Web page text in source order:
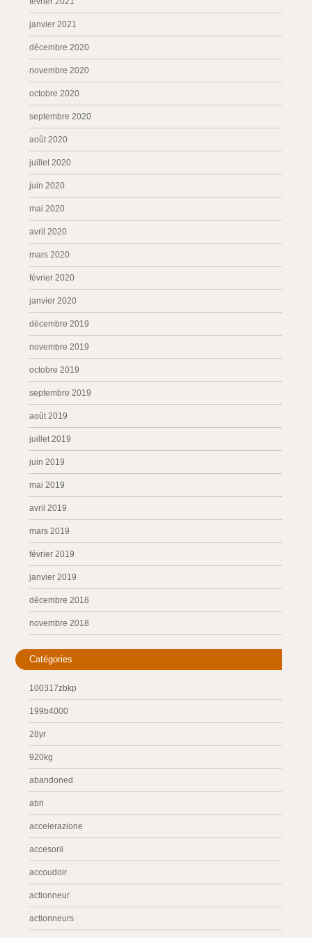
janvier 2021
décembre 2020
novembre 2020
octobre 2020
septembre 2020
août 2020
juillet 2020
juin 2020
mai 2020
avril 2020
mars 2020
février 2020
janvier 2020
décembre 2019
novembre 2019
octobre 2019
septembre 2019
août 2019
juillet 2019
juin 2019
mai 2019
avril 2019
mars 2019
février 2019
janvier 2019
décembre 2018
novembre 2018
Catégories
100317zbkp
199b4000
28yr
920kg
abandoned
abri
accelerazione
accesorii
accoudoir
actionneur
actionneurs